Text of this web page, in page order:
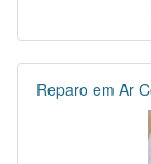
Reparo em Ar